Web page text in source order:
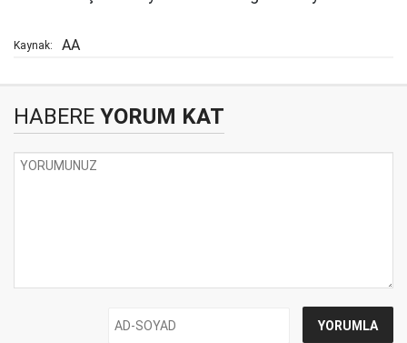
Kaynak: AA
HABERE YORUM KAT